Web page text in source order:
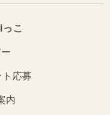
こ
応募
内